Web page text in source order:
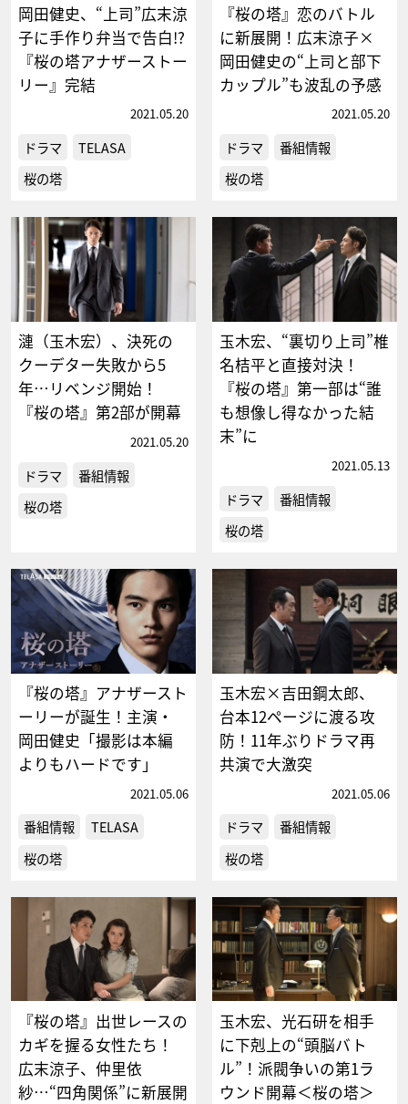
岡田健史、“上司”広末涼
子に手作り弁当で告白!?
『桜の塔アナザーストー
リー』完結
2021.05.20
ドラマ
TELASA
桜の塔
『桜の塔』恋のバトル
に新展開！広末涼子×
岡田健史の“上司と部下
カップル”も波乱の予感
2021.05.20
ドラマ
番組情報
桜の塔
漣（玉木宏）、決死の
クーデター失敗から5
年…リベンジ開始！
『桜の塔』第2部が開幕
2021.05.20
ドラマ
番組情報
桜の塔
玉木宏、“裏切り上司”椎
名桔平と直接対決！
『桜の塔』第一部は“誰
も想像し得なかった結
末”に
2021.05.13
ドラマ
番組情報
桜の塔
『桜の塔』アナザースト
ーリーが誕生！主演・
岡田健史「撮影は本編
よりもハードです」
2021.05.06
番組情報
TELASA
桜の塔
玉木宏×吉田鋼太郎、
台本12ページに渡る攻
防！11年ぶりドラマ再
共演で大激突
2021.05.06
ドラマ
番組情報
桜の塔
『桜の塔』出世レースの
カギを握る女性たち！
広末涼子、仲里依
紗…“四角関係”に新展開
玉木宏、光石研を相手
に下剋上の“頭脳バト
ル”！派閥争いの第1ラ
ウンド開幕＜桜の塔＞